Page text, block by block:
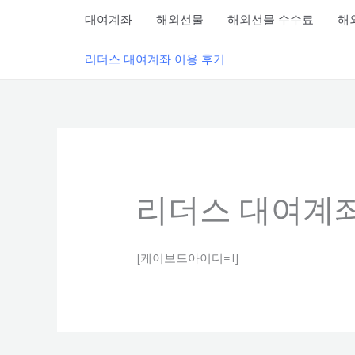
대여계좌 해외선물 해외선물 수수료 해
리더스 대여계좌 이용 후기
리더스 대여계
[케이보드아이디=1]